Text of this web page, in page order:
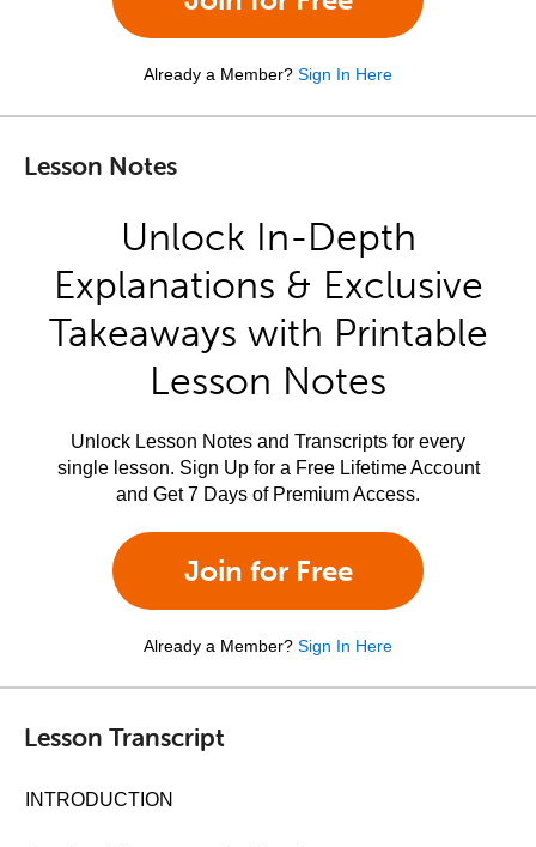
Already a Member? Sign In Here
Lesson Notes
Unlock In-Depth
Explanations & Exclusive
Takeaways with Printable
Lesson Notes
Unlock Lesson Notes and Transcripts for every
single lesson. Sign Up for a Free Lifetime Account
and Get 7 Days of Premium Access.
Join for Free
Already a Member? Sign In Here
Lesson Transcript
INTRODUCTION